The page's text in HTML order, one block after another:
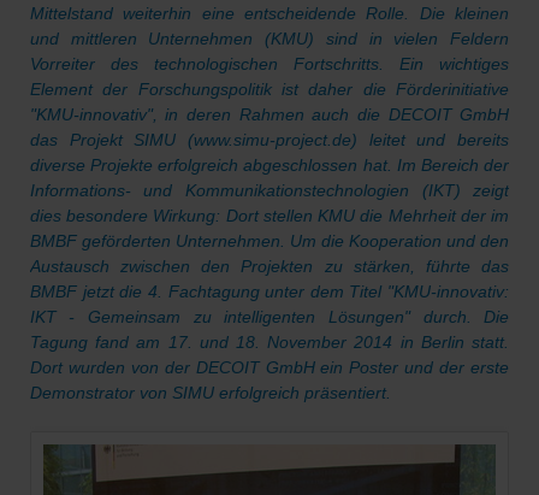
Mittelstand weiterhin eine entscheidende Rolle. Die kleinen
und mittleren Unternehmen (KMU) sind in vielen Feldern
Vorreiter des technologischen Fortschritts. Ein wichtiges
Element der Forschungspolitik ist daher die Förderinitiative
"KMU-innovativ", in deren Rahmen auch die DECOIT GmbH
das Projekt SIMU (www.simu-project.de) leitet und bereits
diverse Projekte erfolgreich abgeschlossen hat. Im Bereich der
Informations- und Kommunikationstechnologien (IKT) zeigt
dies besondere Wirkung: Dort stellen KMU die Mehrheit der im
BMBF geförderten Unternehmen. Um die Kooperation und den
Austausch zwischen den Projekten zu stärken, führte das
BMBF jetzt die 4. Fachtagung unter dem Titel "KMU-innovativ:
IKT - Gemeinsam zu intelligenten Lösungen" durch. Die
Tagung fand am 17. und 18. November 2014 in Berlin statt.
Dort wurden von der DECOIT GmbH ein Poster und der erste
Demonstrator von SIMU erfolgreich präsentiert.